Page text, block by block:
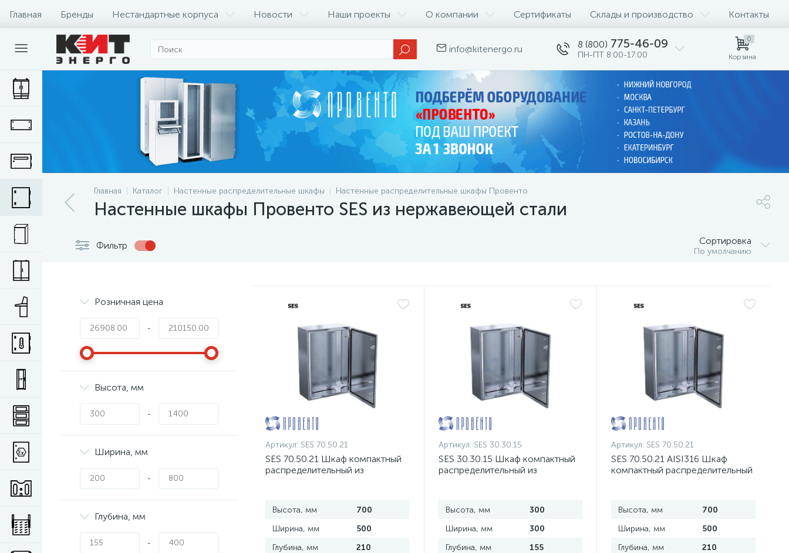
Главная Бренды Нестандартные корпуса Новости Наши проекты О компании Сертификаты Склады и производство Контакты
info@kitenergo.ru 8 (800) 775-46-09
ПН-ПТ 8:00-17:00
0
Корзина
Главная Каталог Настенные распределительные шкафы Настенные распределительные шкафы Провенто
Настенные шкафы Провенто SES из нержавеющей стали
Фильтр Сортировка
По умолчанию
Розничная цена
-
Высота, мм
-
Ширина, мм
-
Глубина, мм
-
Артикул: SES 70.50.21
SES 70.50.21 Шкаф компактный
распределительный из
Высота, мм
700
Ширина, мм
500
Глубина, мм
210
Артикул: SES 30.30.15
SES 30.30.15 Шкаф компактный
распределительный из
Высота, мм
300
Ширина, мм
300
Глубина, мм
155
Артикул: SES 70.50.21
SES 70.50.21 AISI316 Шкаф
компактный распределительный
Высота, мм
700
Ширина, мм
500
Глубина, мм
210